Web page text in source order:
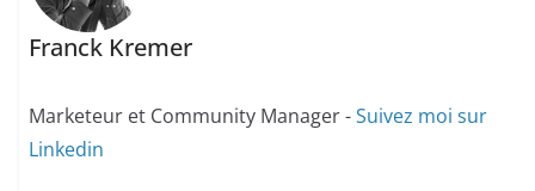
Franck Kremer
Marketeur et Community Manager -Suivez moi sur
Linkedin